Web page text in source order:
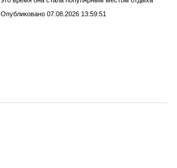
Опубликовано 07.08.2026 13:59:51